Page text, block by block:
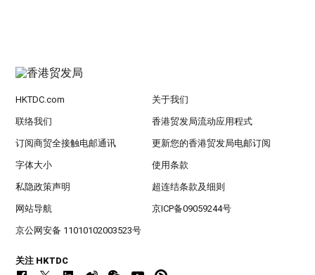
HKTDC.com 关于我们
联络我们 香港贸发局流动应用程式
订阅商贸全接触电邮通讯 更新您的香港贸发局电邮订阅
字体大小 使用条款
私隐政策声明 超连结条款及细则
网站导航 京ICP备09059244号
京公网安备 11010102003523号
关注 HKTDC